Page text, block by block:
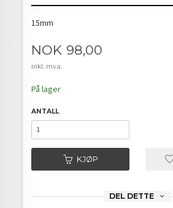
15mm
Pris
NOK 98,00
inkl. mva.
På lager
ANTALL
KJØP
DEL DETTE